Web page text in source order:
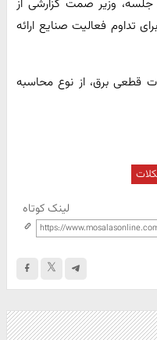
وزیر صمت گزارشی از
وزارتخانه در جنگ ۱۲ روزه برای تداوم فعالیت صنایع ارائه
قطعی برق، از نوع محاسبه
لینک کوتاه